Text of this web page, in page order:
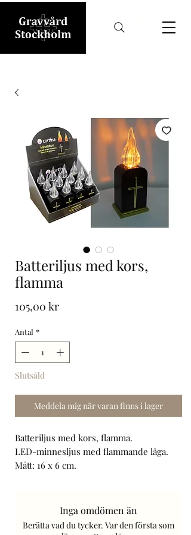
Batteriljus med kors,
flamma
105,00 krPris
Antal *
Slutsåld
Meddela mig när varan finns i lager
Batteriljus med kors, flamma.
LED-minnesljus med flammande låga.
Mått: 16 x 6 cm.
Frakt tillkommer.Inga omdömen än
Berätta vad du tycker. Var den första som